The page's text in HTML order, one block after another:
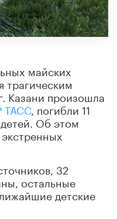
майских
трагическим
Казани произошла
ТАСС, погибли 11
Об этом
32
остальные
детские